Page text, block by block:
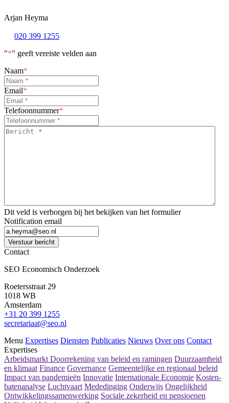
Arjan Heyma
020 399 1255
"*" geeft vereiste velden aan
Naam*
Email*
Telefoonnummer*
Bericht
Dit veld is verborgen bij het bekijken van het formulier
Notification email
Verstuur bericht
Contact
SEO Economisch Onderzoek
Roetersstraat 29
1018 WB
Amsterdam
+31 20 399 1255
secretariaat@seo.nl
Menu Expertises Diensten Publicaties Nieuws Over ons Contact
Expertises
Arbeidsmarkt Doorrekening van beleid en ramingen Duurzaamheid
en klimaat Finance Governance Gemeentelijke en regionaal beleid
Impact van pandemieën Innovatie Internationale Economie Kosten-
batenanalyse Luchtvaart Mededinging Onderwijs Ongelijkheid
Ontwikkelingssamenwerking Sociale zekerheid en pensioenen